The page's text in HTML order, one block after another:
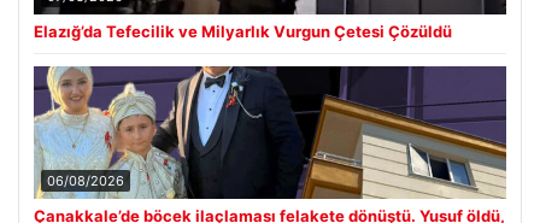
Elazığ’da Tefecilik ve Milyarlık Vurgun Çetesi Çözüldü
06/08/2026
Çanakkale’de böcek ilaçlaması felakete dönüştü. Yusuf öldü,